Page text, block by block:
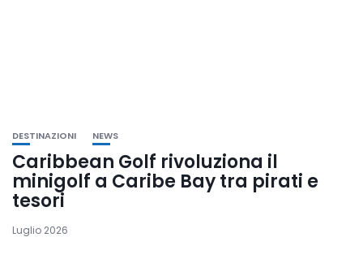
DESTINAZIONI NEWS
Caribbean Golf rivoluziona il
minigolf a Caribe Bay tra pirati e
tesori
Luglio 2026